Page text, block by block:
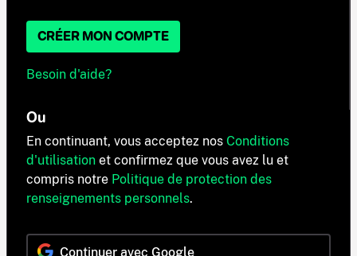
CRÉER MON COMPTE
Besoin d'aide?
Ou
En continuant, vous acceptez nos Conditions
d'utilisation et confirmez que vous avez lu et
compris notre Politique de protection des
renseignements personnels.
Continuer avec Google